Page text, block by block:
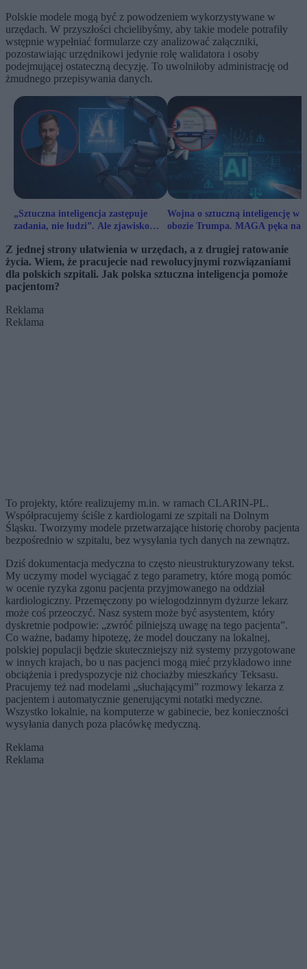
Polskie modele mogą być z powodzeniem wykorzystywane w
urzędach. W przyszłości chcielibyśmy, aby takie modele potrafiły
wstępnie wypełniać formularze czy analizować załączniki,
pozostawiając urzędnikowi jedynie rolę walidatora i osoby
podejmującej ostateczną decyzję. To uwolniłoby administrację od
żmudnego przepisywania danych.
„Sztuczna inteligencja zastępuje
zadania, nie ludzi”. Ale zjawisko
Wojna o sztuczną inteligencję w
obozie Trumpa. MAGA pęka na
Z jednej strony ułatwienia w urzędach, a z drugiej ratowanie
życia. Wiem, że pracujecie nad rewolucyjnymi rozwiązaniami
dla polskich szpitali. Jak polska sztuczna inteligencja pomoże
pacjentom?
Reklama
Reklama
To projekty, które realizujemy m.in. w ramach CLARIN-PL.
Współpracujemy ściśle z kardiologami ze szpitali na Dolnym
Śląsku. Tworzymy modele przetwarzające historię choroby pacjenta
bezpośrednio w szpitalu, bez wysyłania tych danych na zewnątrz.
Dziś dokumentacja medyczna to często nieustrukturyzowany tekst.
My uczymy model wyciągać z tego parametry, które mogą pomóc
w ocenie ryzyka zgonu pacjenta przyjmowanego na oddział
kardiologiczny. Przemęczony po wielogodzinnym dyżurze lekarz
może coś przeoczyć. Nasz system może być asystentem, który
dyskretnie podpowie: „zwróć pilniejszą uwagę na tego pacjenta”.
Co ważne, badamy hipotezę, że model douczany na lokalnej,
polskiej populacji będzie skuteczniejszy niż systemy przygotowane
w innych krajach, bo u nas pacjenci mogą mieć przykładowo inne
obciążenia i predyspozycje niż chociażby mieszkańcy Teksasu.
Pracujemy też nad modelami „słuchającymi” rozmowy lekarza z
pacjentem i automatycznie generującymi notatki medyczne.
Wszystko lokalnie, na komputerze w gabinecie, bez konieczności
wysyłania danych poza placówkę medyczną.
Reklama
Reklama